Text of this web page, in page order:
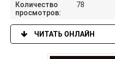
Количество
просмотров:
78
ЧИТАТЬ ОНЛАЙН